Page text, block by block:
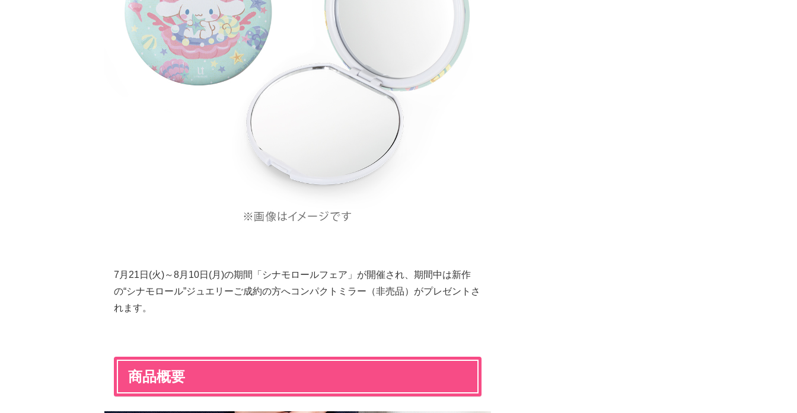
7月21日(火)～8月10日(月)の期間「シナモロールフェア」が開催され、期間中は新作
の“シナモロール”ジュエリーご成約の方へコンパクトミラー（非売品）がプレゼントさ
れます。
商品概要